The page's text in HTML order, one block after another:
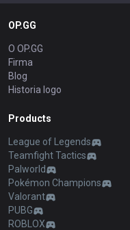
OP.GG
O OP.GG
Firma
Blog
Historia logo
Products
League of Legends
Teamfight Tactics
Palworld
Pokémon Champions
Valorant
PUBG
ROBLOX